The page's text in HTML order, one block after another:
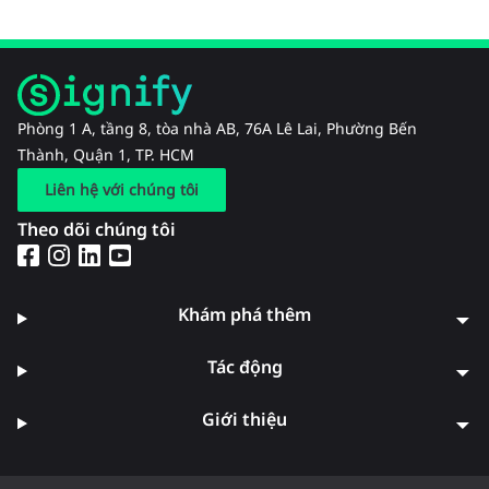
Phòng 1 A, tầng 8, tòa nhà AB, 76A Lê Lai, Phường Bến
Thành, Quận 1, TP. HCM
Liên hệ với chúng tôi
Theo dõi chúng tôi
Khám phá thêm
Tác động
Giới thiệu